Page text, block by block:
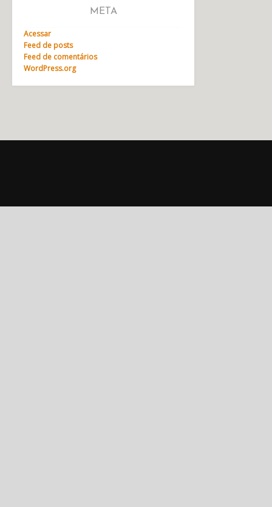
META
Acessar
Feed de posts
Feed de comentários
WordPress.org